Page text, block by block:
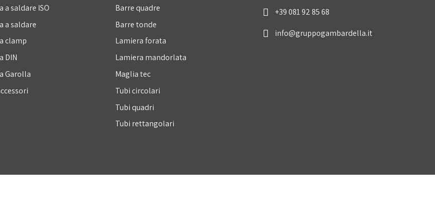
a saldare ISO
a saldare
clamp
DIN
Garolla
Barre quadre
Barre tonde
Lamiera forata
Lamiera mandorlata
Maglia tec
Tubi circolari
Tubi quadri
Tubi rettangolari
+39 081 92 85 68
info@gruppogambardella.it